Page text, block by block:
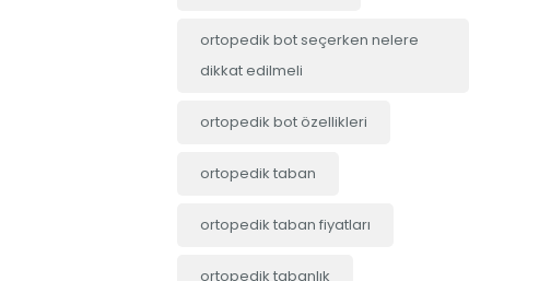
ortopedik bot seçerken nelere
dikkat edilmeli
ortopedik bot özellikleri
ortopedik taban
ortopedik taban fiyatları
ortopedik tabanlık